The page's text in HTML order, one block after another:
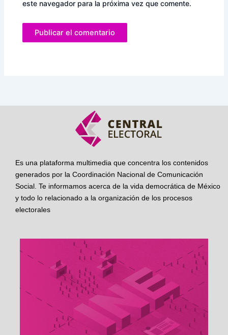
este navegador para la próxima vez que comente.
Es una plataforma multimedia que concentra los contenidos
generados por la Coordinación Nacional de Comunicación
Social. Te informamos acerca de la vida democrática de México
y todo lo relacionado a la organización de los procesos
electorales